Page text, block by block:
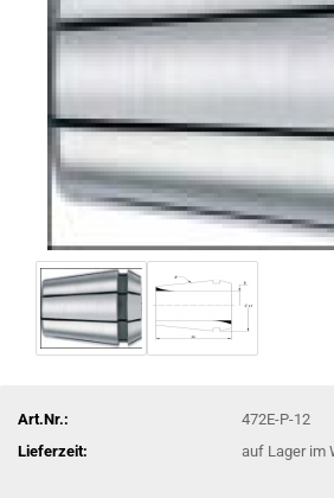
Art.Nr.:
472E-P-12
Lieferzeit:
auf Lager im